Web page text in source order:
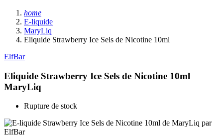
home
E-liquide
MaryLiq
Eliquide Strawberry Ice Sels de Nicotine 10ml
ElfBar
Eliquide Strawberry Ice Sels de Nicotine 10ml
MaryLiq
Rupture de stock